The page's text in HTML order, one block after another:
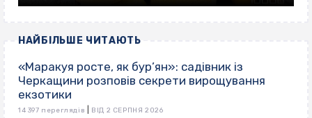
НАЙБІЛЬШЕ ЧИТАЮТЬ
«Маракуя росте, як бур’ян»: садівник із
Черкащини розповів секрети вирощування
екзотики
14 397 переглядів ВІД 2 СЕРПНЯ 2026